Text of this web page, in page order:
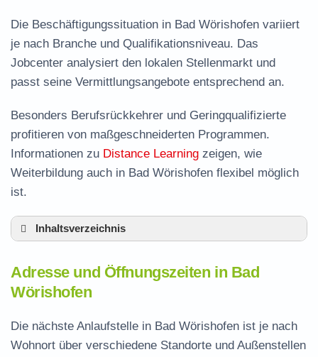
Die Beschäftigungssituation in Bad Wörishofen variiert
je nach Branche und Qualifikationsniveau. Das
Jobcenter analysiert den lokalen Stellenmarkt und
passt seine Vermittlungsangebote entsprechend an.
Besonders Berufsrückkehrer und Geringqualifizierte
profitieren von maßgeschneiderten Programmen.
Informationen zu Distance Learning zeigen, wie
Weiterbildung auch in Bad Wörishofen flexibel möglich
ist.
Inhaltsverzeichnis
Wörishofen
Leistungen der Arbeitsvermittlung in Bad
Wörishofen
Termin vereinbaren und Bürgergeld beantragen
Adresse und Öffnungszeiten in Bad
Wörishofen
Die nächste Anlaufstelle in Bad Wörishofen ist je nach
Wohnort über verschiedene Standorte und Außenstellen